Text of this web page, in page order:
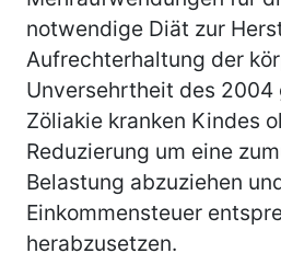
notwendige Diät zur
Aufrechterhaltung der
Unversehrtheit des 2004
Zöliakie kranken Kindes
Reduzierung um eine
Belastung abzuziehen
Einkommensteuer
herabzusetzen.